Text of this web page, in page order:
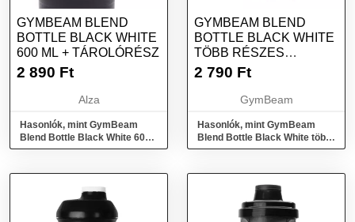
GYMBEAM BLEND
BOTTLE BLACK WHITE
600 ML + TÁROLÓRÉSZ
2 890 Ft
Alza
Hasonlók, mint GymBeam
Blend Bottle Black White 600
ml + tárolórész
GYMBEAM BLEND
BOTTLE BLACK WHITE
TÖBB RÉSZES
SHAKER 600 ML
2 790 Ft
GymBeam
Hasonlók, mint GymBeam
Blend Bottle Black White több
részes shaker 600 ml